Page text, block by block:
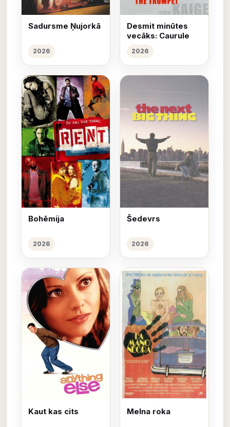
Sadursme Ņujorkā
2026
Desmit minūtes
vecāks: Caurule
2026
Bohēmija
2026
Šedevrs
2026
Kaut kas cits Melna roka